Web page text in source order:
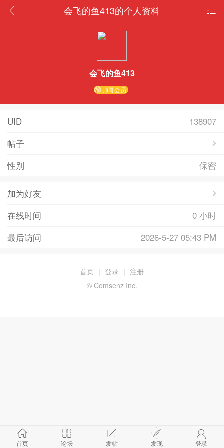
会飞的鱼413的个人资料
会飞的鱼413
帅哥会员
UID
138907
帖子
性别
保密
加为好友
在线时间
0 小时
最后访问
2026-5-27 05:43 PM
首页 论坛 发帖 发现 登录
首页 | 登录 | 注册
© Comsenz Inc.